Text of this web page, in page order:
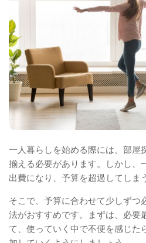
一人暮らしを始める際には、部屋
揃える必要があります。しかし、
出費になり、予算を超過してしま
そこで、予算に合わせて少しずつ
法がおすすめです。まずは、必要
て、使っていく中で不便を感じた